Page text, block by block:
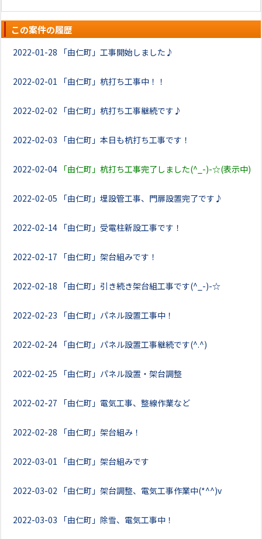
この案件の履歴
2022-01-28 「由仁町」工事開始しました♪
2022-02-01 「由仁町」杭打ち工事中！！
2022-02-02 「由仁町」杭打ち工事継続です♪
2022-02-03 「由仁町」本日も杭打ち工事です！
2022-02-04 「由仁町」杭打ち工事完了しました(^_-)-☆(表示中)
2022-02-05 「由仁町」埋設管工事、門扉設置完了です♪
2022-02-14 「由仁町」受電柱新設工事です！
2022-02-17 「由仁町」架台組みです！
2022-02-18 「由仁町」引き続き架台組工事です(^_-)-☆
2022-02-23 「由仁町」パネル設置工事中！
2022-02-24 「由仁町」パネル設置工事継続です(^.^)
2022-02-25 「由仁町」パネル設置・架台調整
2022-02-27 「由仁町」電気工事、整線作業など
2022-02-28 「由仁町」架台組み！
2022-03-01 「由仁町」架台組みです
2022-03-02 「由仁町」架台調整、電気工事作業中(*^^)v
2022-03-03 「由仁町」除雪、電気工事中！